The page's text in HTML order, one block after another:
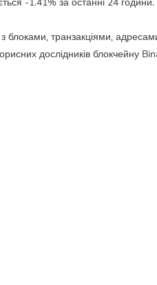
блоками, транзакціями,
дослідників блокчейну
в 2017 році і спочатку